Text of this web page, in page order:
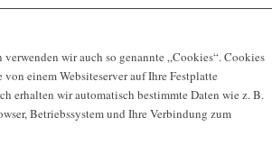
wir auch so genannte „Cookies“. Cookies
einem Websiteserver auf Ihre Festplatte
erhalten wir automatisch bestimmte Daten wie z. B.
Betriebssystem und Ihre Verbindung zum